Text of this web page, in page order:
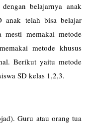
belajarnya anak
anak telah bisa belajar
mesti memakai metode
metode khusus
Berikut yaitu metode
SD kelas 1,2,3.
Guru atau orang tua